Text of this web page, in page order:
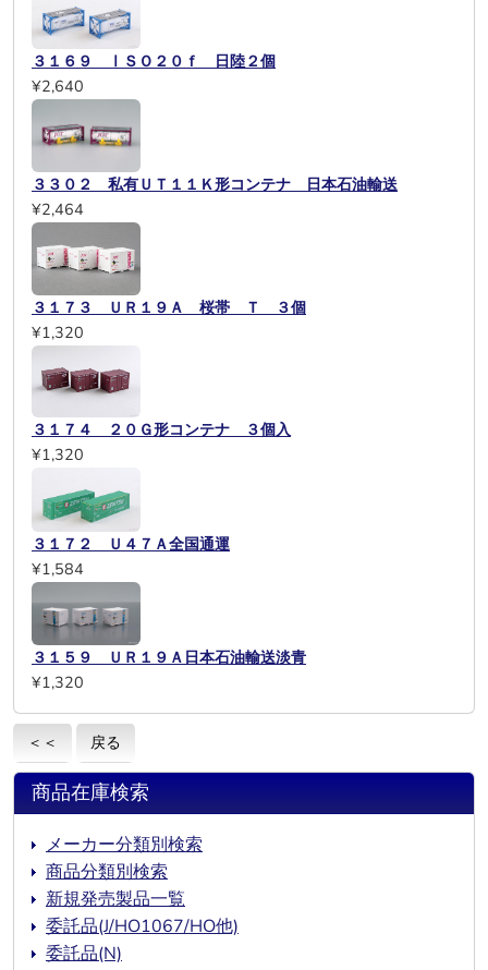
３１６９ ⅠＳＯ２０ｆ 日陸２個
¥2,640
３３０２ 私有ＵＴ１１Ｋ形コンテナ 日本石油輸送
¥2,464
３１７３ ＵＲ１９Ａ 桜帯 Ｔ ３個
¥1,320
３１７４ ２０Ｇ形コンテナ ３個入
¥1,320
３１７２ Ｕ４７Ａ全国通運
¥1,584
３１５９ ＵＲ１９Ａ日本石油輸送淡青
¥1,320
＜＜ 戻る
商品在庫検索
メーカー分類別検索
商品分類別検索
新規発売製品一覧
委託品(J/HO1067/HO他)
委託品(N)